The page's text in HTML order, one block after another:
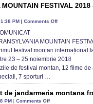
Comisiei
si
Generala
EUMA
MOUNTAIN FESTIVAL
PM | Comments Offon
MOUNTAIN
FESTIVAL
2018
montan
MOUNTAIN
festival montan internațional
23 – 25 noiembrie 2018
de festival montan, 12 filme
7 sporturi …
de jandarmeria montana
PM | Comments Offon